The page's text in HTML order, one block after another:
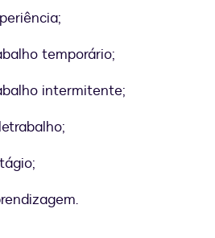
temporário;
intermitente;